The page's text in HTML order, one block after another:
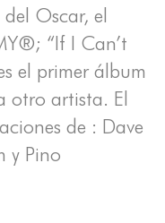
Oscar, el
“If I Can’t
el primer álbum
otro artista. El
de : Dave
y Pino